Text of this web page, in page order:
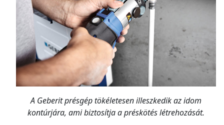
A Geberit présgép tökéletesen illeszkedik az idom
kontúrjára, ami biztosítja a préskötés létrehozását.